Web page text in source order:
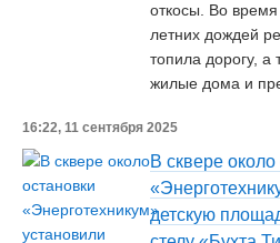
откосы. Во
летних дождей
топила дорогу, а
жилые дома и
16:22, 11 сентября 2025
В сквере около
детскую